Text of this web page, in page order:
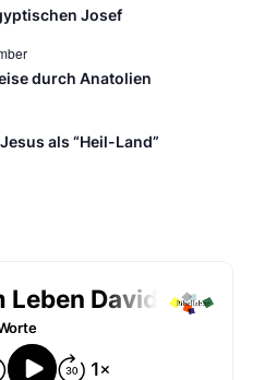
Josef
durch Anatolien
als “Heil-Land”